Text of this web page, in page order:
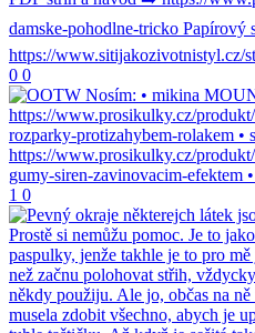
0 0
1 0